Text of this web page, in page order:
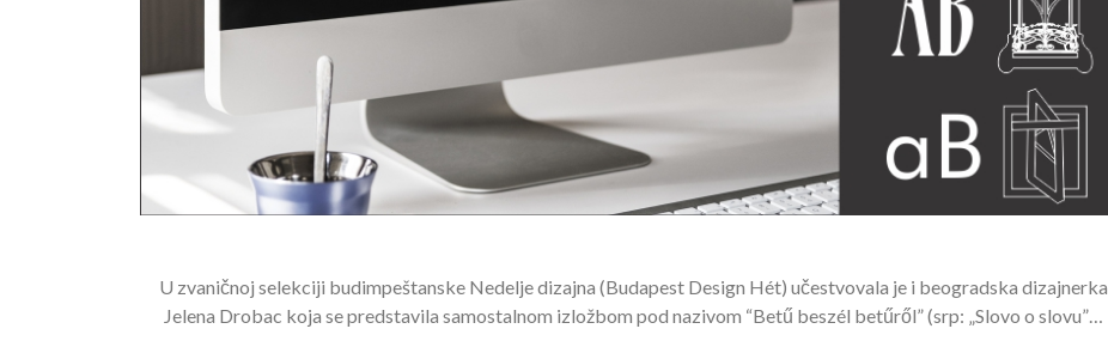
U zvaničnoj selekciji budimpeštanske Nedelje dizajna (Budapest Design Hét) učestvovala je i beogradska dizajnerka
Jelena Drobac koja se predstavila samostalnom izložbom pod nazivom “Betű beszél betűről” (srp: „Slovo o slovu”…